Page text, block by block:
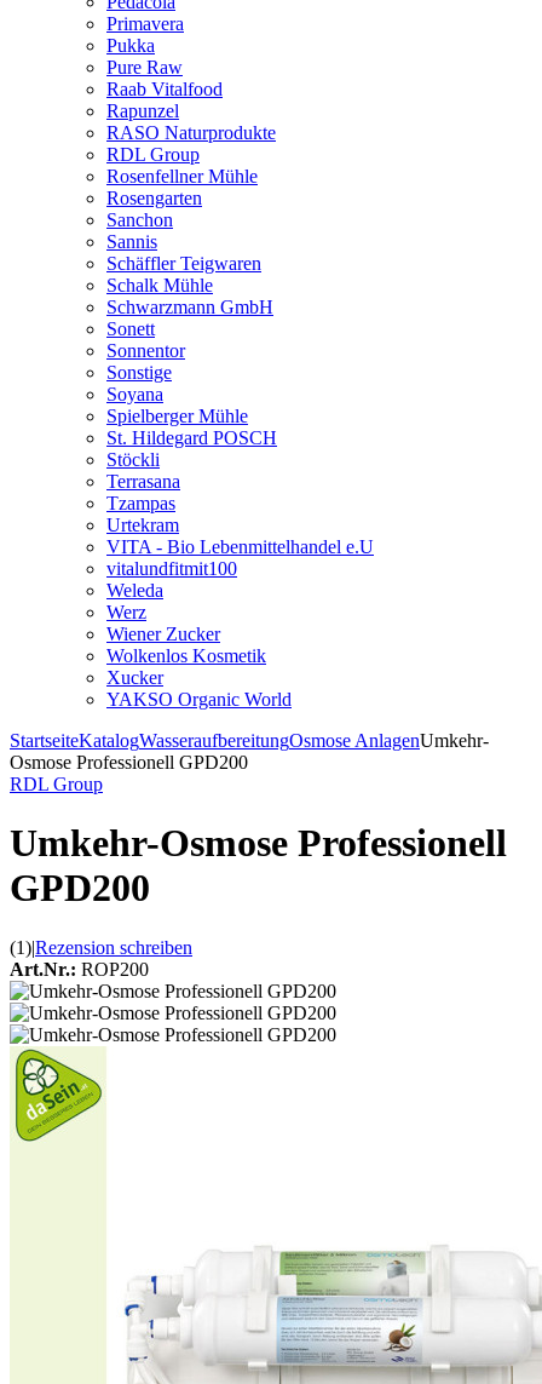
Primavera
Pukka
Pure Raw
Raab Vitalfood
Rapunzel
RASO Naturprodukte
RDL Group
Rosenfellner Mühle
Rosengarten
Sanchon
Sannis
Schäffler Teigwaren
Schalk Mühle
Schwarzmann GmbH
Sonett
Sonnentor
Sonstige
Soyana
Spielberger Mühle
St. Hildegard POSCH
Stöckli
Terrasana
Tzampas
Urtekram
VITA - Bio Lebenmittelhandel e.U
vitalundfitmit100
Weleda
Werz
Wiener Zucker
Wolkenlos Kosmetik
Xucker
YAKSO Organic World
StartseiteKatalogWasseraufbereitungOsmose AnlagenUmkehr-
Osmose Professionell GPD200
RDL Group
Umkehr-Osmose Professionell
GPD200
(1)|Rezension schreiben
Art.Nr.: ROP200